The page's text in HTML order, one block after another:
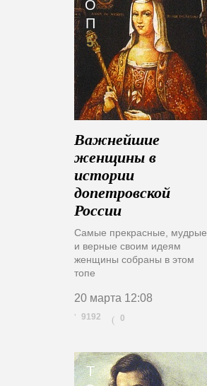
О
П
5
Важнейшие
женщины в
истории
допетровской
России
Самые прекрасные, мудрые
и верные своим идеям
женщины собраны в этом
топе
20 марта 12:08
9192 ( 0
Т